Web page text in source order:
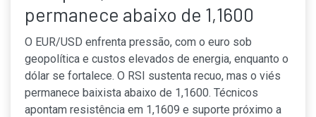
permanece abaixo de 1,1600
O EUR/USD enfrenta pressão, com o euro sob
geopolítica e custos elevados de energia, enquanto o
dólar se fortalece. O RSI sustenta recuo, mas o viés
permanece baixista abaixo de 1,1600. Técnicos
apontam resistência em 1,1609 e suporte próximo a